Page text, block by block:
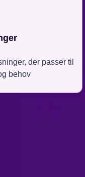
der passer til
behov